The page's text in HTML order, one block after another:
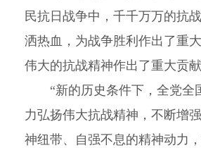
民抗日战争中，千千万万的抗
洒热血，为战争胜利作出了重
伟大的抗战精神作出了重大贡
“新的历史条件下，全党全
力弘扬伟大抗战精神，不断增
神纽带、自强不息的精神动力